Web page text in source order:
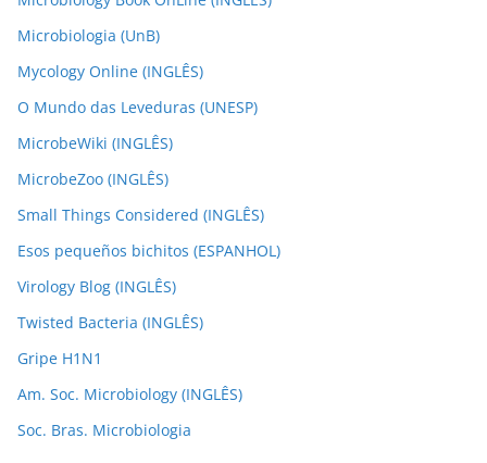
Microbiologia (UnB)
Mycology Online (INGLÊS)
O Mundo das Leveduras (UNESP)
MicrobeWiki (INGLÊS)
MicrobeZoo (INGLÊS)
Small Things Considered (INGLÊS)
Esos pequeños bichitos (ESPANHOL)
Virology Blog (INGLÊS)
Twisted Bacteria (INGLÊS)
Gripe H1N1
Am. Soc. Microbiology (INGLÊS)
Soc. Bras. Microbiologia